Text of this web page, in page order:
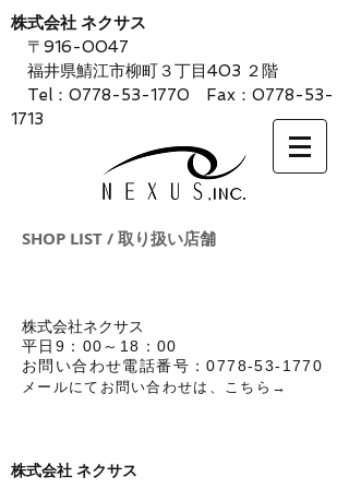
株式会社 ネクサス
〒916-0047
福井県鯖江市柳町３丁目403 ２階
Tel：0778-53-1770 Fax：0778-53-
1713
SHOP LIST / 取り扱い店舗
株式会社ネクサス
平日9：00～18：00
お問い合わせ電話番号：0778-53-1770
​メールにてお問い合わせは、こちら→
株式会社 ネクサス